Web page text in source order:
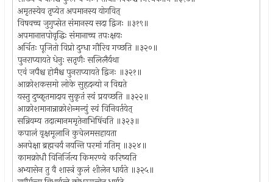
अमृतस्येव तृप्येत अपमानस्य योगवित्
विषवच्च जुगुप्सेत संमानस्य सदा द्विजः ॥३१९॥
अपमानात्तपोवृद्धिः संमानाच्च तपःक्षयः
अर्चितः पूजितो विप्रो दुग्धा गौरिव गच्छति ॥३२०॥
पुनराप्यायते धेनुः सतृणैः सलिलैर्यथा
एवं जपैश्च होमैश्च पुनराप्यायते द्विजः ॥३२१॥
आक्रोशकसमो लोके सुहृदन्यो न विद्यते
यस्तु दुष्कृतमादाय सुकृतं स्वं प्रयच्छति ॥३२२॥
आक्रोशमानान्नाक्रोशेन्मन्युं स्वं विनिवर्तयेत्
सन्नियम्य तदात्मानममृतेनाभिषिंचति ॥३२३॥
कपालं वृक्षमूलानि कुचेलमसहायता
अनपेक्षा ब्रह्मचर्यं नयन्ति परमां गतिम् ॥३२४॥
कामक्रोधौ विनिर्जित्य किमरण्ये करिष्यति
अभ्यासेन तु वै शास्त्रं कुलं शीलेन धार्यते ॥३२५॥